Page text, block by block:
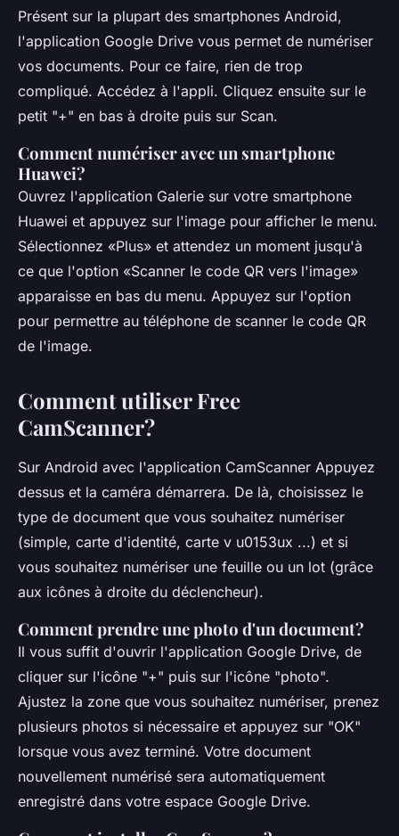
Présent sur la plupart des smartphones Android,
l'application Google Drive vous permet de numériser
vos documents. Pour ce faire, rien de trop
compliqué. Accédez à l'appli. Cliquez ensuite sur le
petit "+" en bas à droite puis sur Scan.
Comment numériser avec un smartphone
Huawei?
Ouvrez l'application Galerie sur votre smartphone
Huawei et appuyez sur l'image pour afficher le menu.
Sélectionnez «Plus» et attendez un moment jusqu'à
ce que l'option «Scanner le code QR vers l'image»
apparaisse en bas du menu. Appuyez sur l'option
pour permettre au téléphone de scanner le code QR
de l'image.
Comment utiliser Free
CamScanner?
Sur Android avec l'application CamScanner Appuyez
dessus et la caméra démarrera. De là, choisissez le
type de document que vous souhaitez numériser
(simple, carte d'identité, carte v u0153ux ...) et si
vous souhaitez numériser une feuille ou un lot (grâce
aux icônes à droite du déclencheur).
Comment prendre une photo d'un document?
Il vous suffit d'ouvrir l'application Google Drive, de
cliquer sur l'icône "+" puis sur l'icône "photo".
Ajustez la zone que vous souhaitez numériser, prenez
plusieurs photos si nécessaire et appuyez sur "OK"
lorsque vous avez terminé. Votre document
nouvellement numérisé sera automatiquement
enregistré dans votre espace Google Drive.